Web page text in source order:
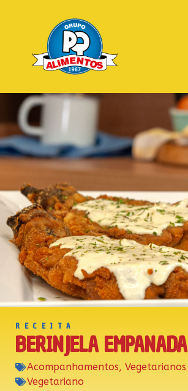
RECEITA
BERINJELA EMPANADA
Acompanhamentos, Vegetarianos
Vegetariano